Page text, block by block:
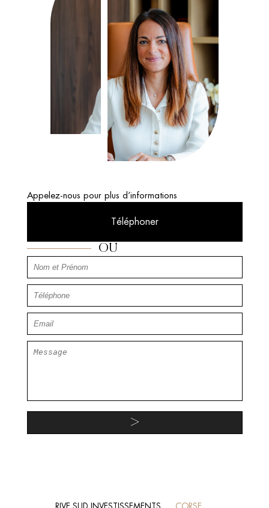
Appelez-nous pour plus d’informations
Téléphoner
OU